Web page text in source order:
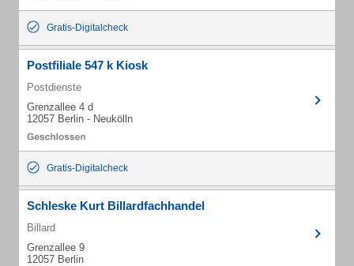
Gratis-Digitalcheck
Postfiliale 547 k Kiosk
Postdienste
Grenzallee 4 d
12057 Berlin - Neukölln
Gratis-Digitalcheck
Schleske Kurt Billardfachhandel
Billard
Grenzallee 9
12057 Berlin